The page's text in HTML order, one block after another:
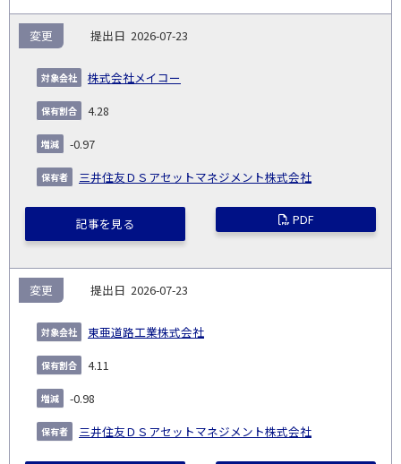
2026-07-23
株式会社メイコー
変更
4.28
-0.97
三井住友ＤＳアセットマネジメント株式会社
記事を見る PDF
2026-07-23
東亜道路工業株式会社
変更
4.11
-0.98
三井住友ＤＳアセットマネジメント株式会社